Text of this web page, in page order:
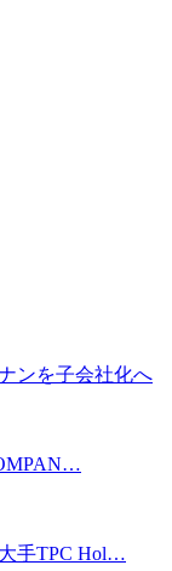
ンを子会社化へ
手TPC Hol…